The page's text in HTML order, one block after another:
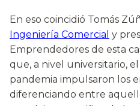
En eso coincidió Tomás
Ingeniería Comercial y
Emprendedores de esta
que, a nivel universitario,
pandemia impulsaron los
diferenciando entre